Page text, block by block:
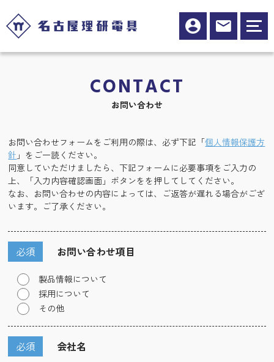
CONTACT
お問い合わせ
お問い合わせフォームをご利用の際は、必ず下記「個人情報保護方
針 」をご一読ください。
同意していただけましたら、下記フォームに必要事項をご入力の
上、「入力内容確認画面」ボタンをを押してしてください。
なお、お問い合わせの内容によっては、ご返答が遅れる場合がござ
います。ご了承ください。
お問い合わせ項目
必須
製品情報について
採用について
その他
会社名
必須